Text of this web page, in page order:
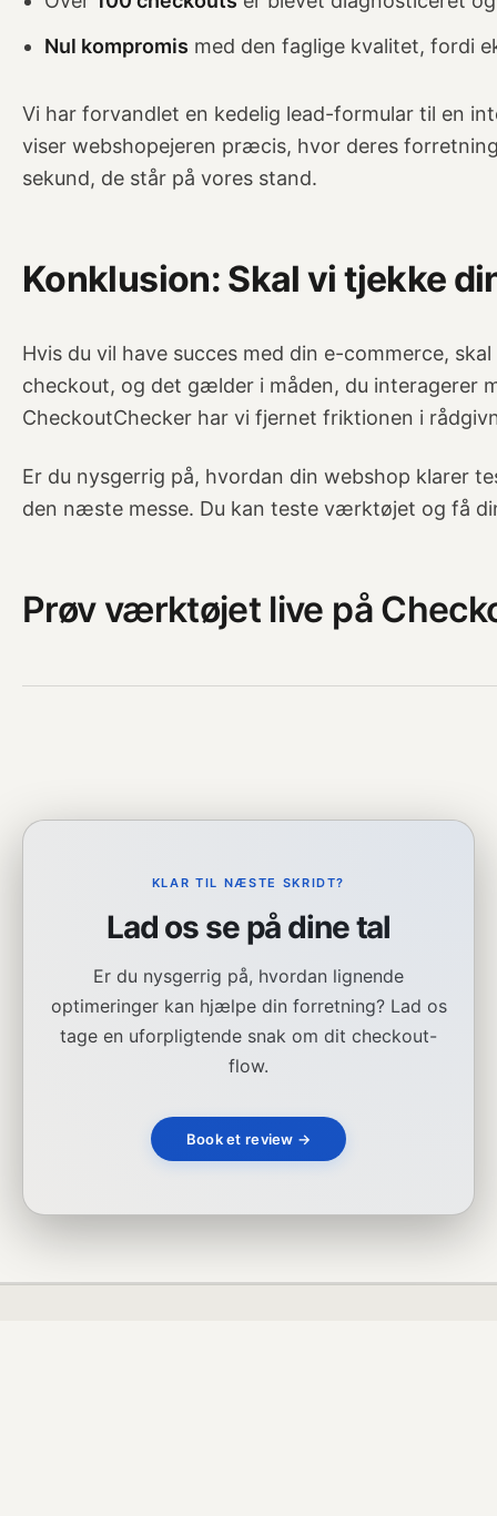
Nul kompromis med den faglige kvalitet, fordi
Vi har forvandlet en kedelig lead-formular til en
viser webshopejeren præcis, hvor deres
sekund, de står på vores stand.
Konklusion: Skal vi tjekke
Hvis du vil have succes med din e-commerce,
checkout, og det gælder i måden, du interagerer
CheckoutChecker har vi fjernet friktionen i
Er du nysgerrig på, hvordan din webshop klarer
den næste messe. Du kan teste værktøjet og få
Prøv værktøjet live på
KLAR TIL NÆSTE SKRIDT?
Lad os se på dine tal
Er du nysgerrig på, hvordan lignende
optimeringer kan hjælpe din forretning? Lad os
tage en uforpligtende snak om dit checkout-
flow.
Book et review →